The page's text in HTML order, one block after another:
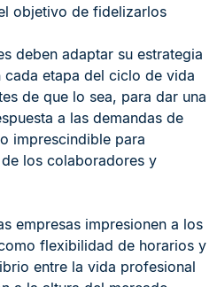
objetivo de fidelizarlos
deben adaptar su estrategia
cada etapa del ciclo de vida
de que lo sea, para dar una
a las demandas de
imprescindible para
los colaboradores y
empresas impresionen a los
flexibilidad de horarios y
entre la vida profesional